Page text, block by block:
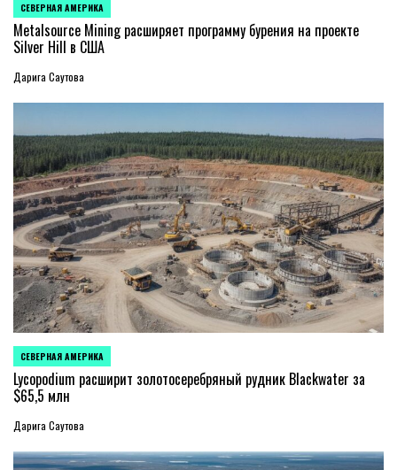
ОПУБЛИКОВАНО
В
СЕВЕРНАЯ АМЕРИКА
Metalsource Mining расширяет программу бурения на проекте
Silver Hill в США
Дарига Саутова
ОПУБЛИКОВАНО
В
СЕВЕРНАЯ АМЕРИКА
Lycopodium расширит золотосеребряный рудник Blackwater за
$65,5 млн
Дарига Саутова